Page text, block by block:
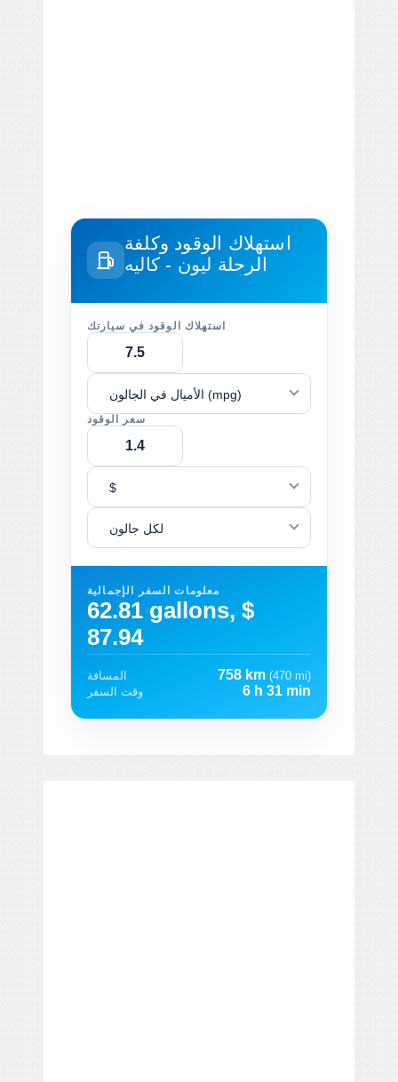
استهلاك الوقود وكلفة
الرحلة ليون - كاليه
استهلاك الوقود في سيارتك
الأميال في الجالون (mpg)
سعر الوقود
$
لكل جالون
معلومات السفر الإجمالية
62.81 gallons, $
87.94
المسافة 758 km (470 mi)
وقت السفر
6 h 31 min